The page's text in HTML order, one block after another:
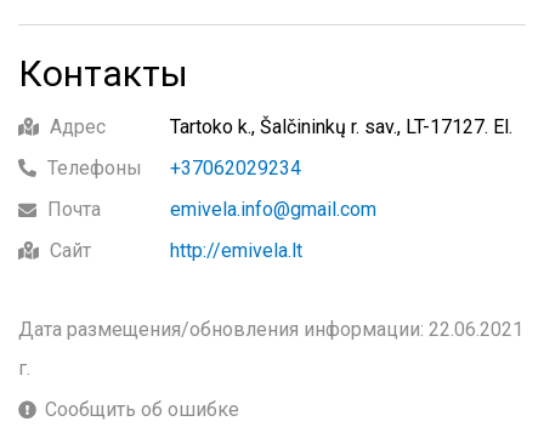
Контакты
Адрес
Tartoko k., Šalčininkų r. sav., LT-17127. El.
Телефоны
+37062029234
Почта
emivela.info@gmail.com
Сайт
http://emivela.lt
Дата размещения/обновления информации: 22.06.2021
г.
Сообщить об ошибке